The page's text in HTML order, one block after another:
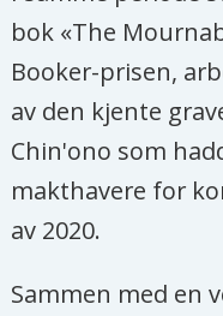
om
forhåpninger
dagens
smigrende
Tsitsi
den norske
bok «The
Booker-prisen,
av den kjente
Chin'ono som
makthavere for
av 2020.
Sammen med en